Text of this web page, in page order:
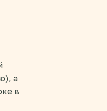
а
в